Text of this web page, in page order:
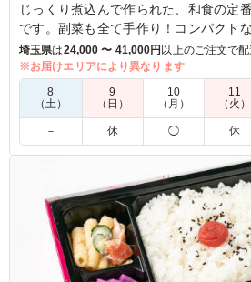
じっくり煮込んで作られた、和食の定
です。副菜も全て手作り！コンパクト
り詰まった、ロケ弁向き弁当です。
5.0
お魚メインのお弁当が欲しくこちら
の味噌煮は定番人気の和食メニュー
らも好評でした。 味もしっかり染み
ら柔らかくてとても美味しかったで
ご利用シーン：ロケ・撮影›
収録
東京都港区六本木2023/07/15
埼玉県は24,000 〜 41,000円 以上のご注文で
※お届けエリアにより異なります
8
（土）
9
（日）
10
（月）
11
（火）
－ 休 ◯ 休